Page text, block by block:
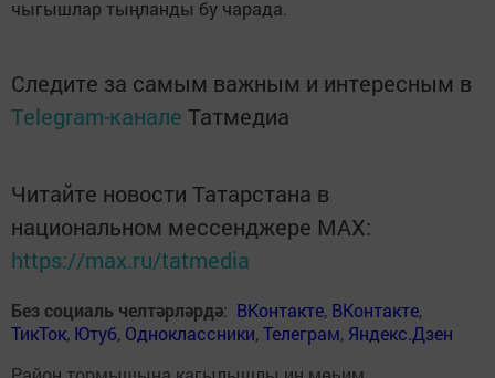
чыгышлар тыңланды бу чарада.
Следите за самым важным и интересным в
Telegram-канале Татмедиа
Читайте новости Татарстана в
национальном мессенджере MАХ:
https://max.ru/tatmedia
Без социаль челтәрләрдә: ВКонтакте, ВКонтакте,
ТикТок, Ютуб, Одноклассники,Телеграм, Яндекс.Дзен